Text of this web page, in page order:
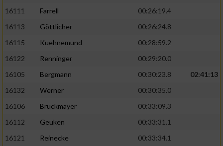
16111
Farrell
00:26:19.4
16113
Göttlicher
00:26:24.8
16115
Kuehnemund
00:28:59.2
16122
Renninger
00:29:20.0
16105
Bergmann 00:30:23.8
02:41:13
16132
Werner
00:30:35.0
16106
Bruckmayer
00:33:09.3
16112
Geuken
00:33:31.1
16121
Reinecke
00:33:34.1